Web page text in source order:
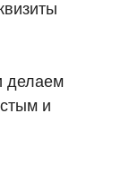
делаем
и